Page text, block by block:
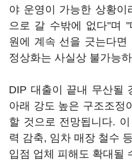
야 운영이 가능한 상황
으로 갈 수밖에 없다"며
원에 계속 선을 긋는다면
정상화는 사실상 불가능
DIP 대출이 끝내 무산될
아래 강도 높은 구조조정
할 것으로 전망됩니다.
력 감축, 임차 매장 철수
입점 업체 피해도 확대될